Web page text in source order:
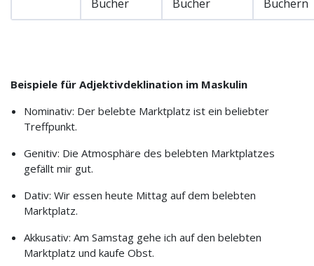
Bücher Bücher Büchern
Beispiele für Adjektivdeklination im Maskulin
Nominativ: Der belebte Marktplatz ist ein beliebter
Treffpunkt.
Genitiv: Die Atmosphäre des belebten Marktplatzes
gefällt mir gut.
Dativ: Wir essen heute Mittag auf dem belebten
Marktplatz.
Akkusativ: Am Samstag gehe ich auf den belebten
Marktplatz und kaufe Obst.